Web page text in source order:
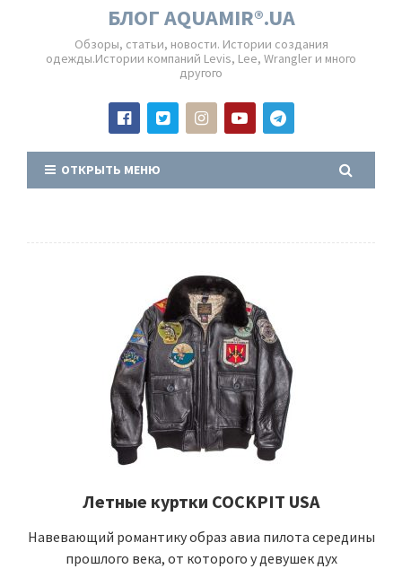
БЛОГ AQUAMIR®.UA
Обзоры, статьи, новости. Истории создания
одежды.Истории компаний Levis, Lee, Wrangler и много
другого
ОТКРЫТЬ МЕНЮ
Летные куртки COCKPIT USA
Навевающий романтику образ авиа пилота середины
прошлого века, от которого у девушек дух